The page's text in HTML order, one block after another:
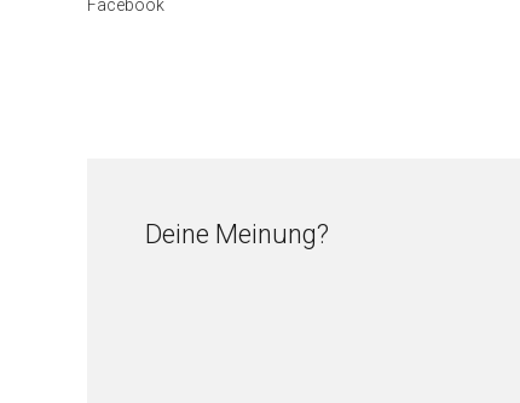
Facebook
Deine Meinung?